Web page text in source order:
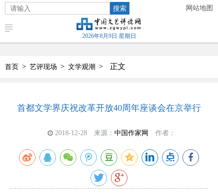
搜索 网站地图
2026年8月9日 星期日
首页 > 艺评现场 > 文学观潮 > 正文
首都文学界庆祝改革开放40周年座谈会在京举行
2018-12-28 来源： 中国作家网 作者：